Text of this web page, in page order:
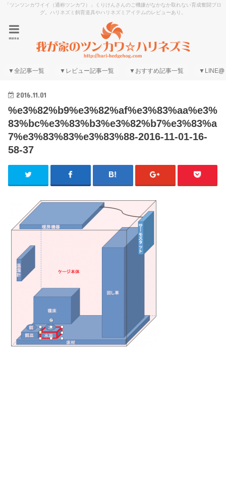
「ツンツンカワイイ（通称ツンカワ）」くりけんさんのご機嫌がなかなか取れない育成奮闘ブロ
グ。ハリネズミ飼育道具やハリネズミアイテムのレビューあり。
menu
▼全記事一覧 ▼レビュー記事一覧 ▼おすすめ記事一覧 ▼LINE@
2016.11.01
%e3%82%b9%e3%82%af%e3%83%aa%e3%
83%bc%e3%83%b3%e3%82%b7%e3%83%a
7%e3%83%83%e3%83%88-2016-11-01-16-
58-37